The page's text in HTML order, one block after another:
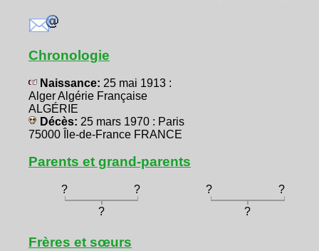
Chronologie
Naissance: 25 mai 1913 :
Alger Algérie Française
ALGÉRIE
Décès: 25 mars 1970 : Paris
75000 Île-de-France FRANCE
Parents et grand-parents
? ? ?
?
?
?
Frères et sœurs